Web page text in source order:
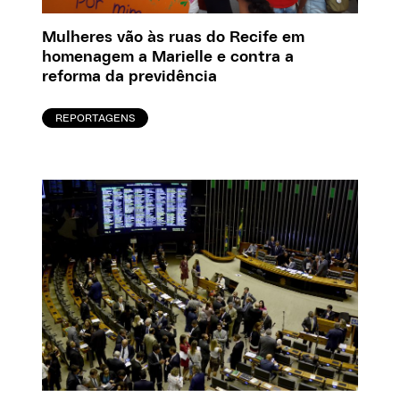
Mulheres vão às ruas do Recife em
homenagem a Marielle e contra a
reforma da previdência
REPORTAGENS